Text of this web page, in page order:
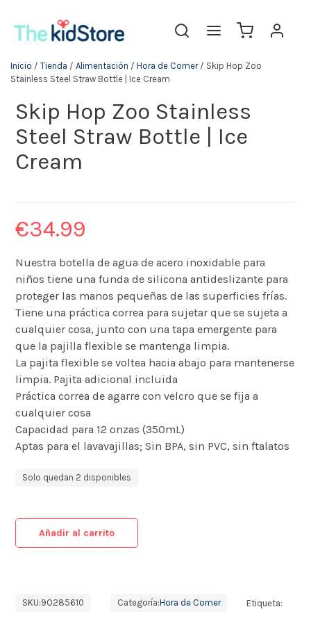
Inicio / Tienda / Alimentación / Hora de Comer/ Skip Hop Zoo
Stainless Steel Straw Bottle | Ice Cream
Skip Hop Zoo Stainless
Steel Straw Bottle | Ice
Cream
€34.99
Nuestra botella de agua de acero inoxidable para
niños tiene una funda de silicona antideslizante para
proteger las manos pequeñas de las superficies frías.
Tiene una práctica correa para sujetar que se sujeta a
cualquier cosa, junto con una tapa emergente para
que la pajilla flexible se mantenga limpia.
La pajita flexible se voltea hacia abajo para mantenerse
limpia. Pajita adicional incluida
Práctica correa de agarre con velcro que se fija a
cualquier cosa
Capacidad para 12 onzas (350mL)
Aptas para el lavavajillas; Sin BPA, sin PVC, sin ftalatos
Solo quedan 2 disponibles
Añadir al carrito
SKU:9O285610 Categoría:Hora de Comer Etiqueta: